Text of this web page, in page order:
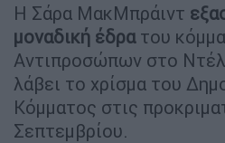
Η Σάρα ΜακΜπράιντ
μοναδική έδρατου
Αντιπροσώπων στο
λάβει το χρίσμα του
Κόμματος στις
Σεπτεμβρίου.